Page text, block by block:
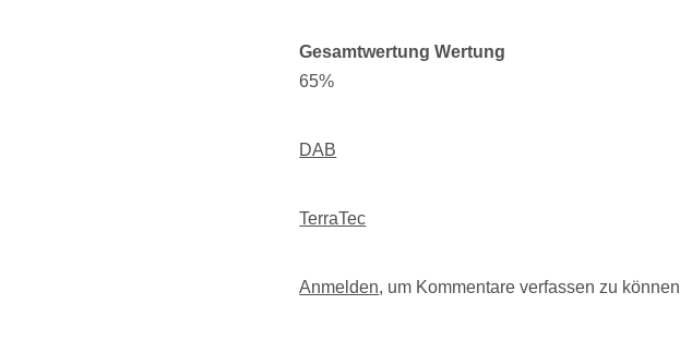
Gesamtwertung Wertung
65%
DAB
TerraTec
Anmelden, um Kommentare verfassen zu können